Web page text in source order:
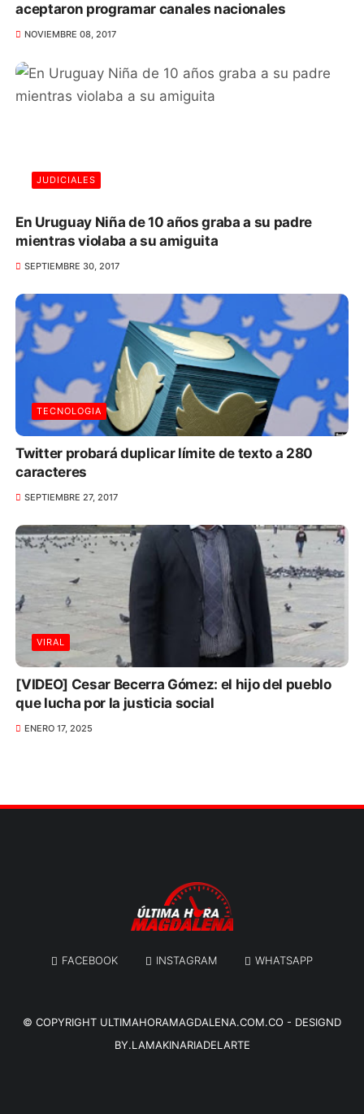
aceptaron programar canales nacionales
NOVIEMBRE 08, 2017
JUDICIALES
En Uruguay Niña de 10 años graba a su padre
mientras violaba a su amiguita
SEPTIEMBRE 30, 2017
TECNOLOGIA
Twitter probará duplicar límite de texto a 280
caracteres
SEPTIEMBRE 27, 2017
VIRAL
[VIDEO] Cesar Becerra Gómez: el hijo del pueblo
que lucha por la justicia social
ENERO 17, 2025
FACEBOOK INSTAGRAM WHATSAPP
© COPYRIGHT ULTIMAHORAMAGDALENA.COM.CO - DESIGND
BY.LAMAKINARIADELARTE